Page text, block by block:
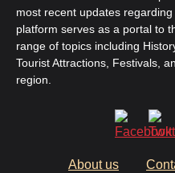
most recent updates
platform serves as a portal to
range of topics including
Tourist Attractions, Festivals,
region.
About us